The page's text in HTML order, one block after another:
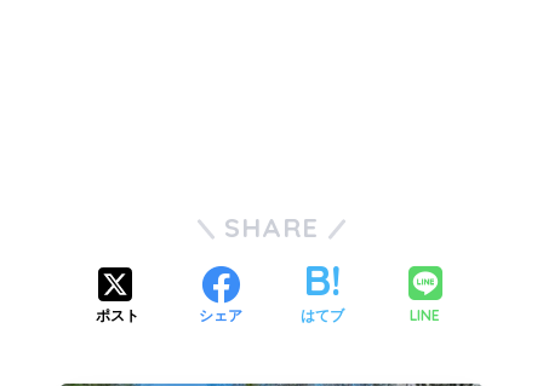
SHARE
ポスト シェア はてブ LINE